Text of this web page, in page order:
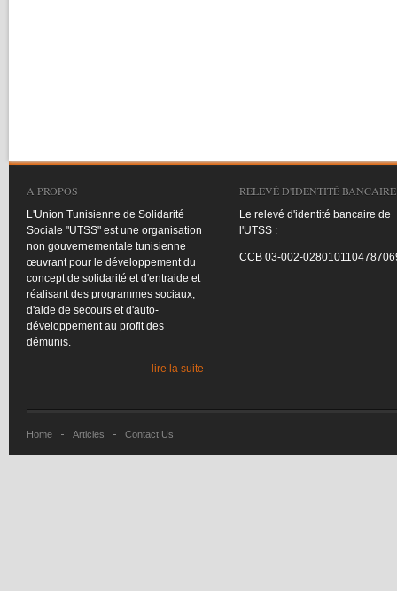
A PROPOS
L'Union Tunisienne de Solidarité
Sociale "UTSS" est une organisation
non gouvernementale tunisienne
œuvrantpour le développementdu
concept de solidarité etd'entraide et
réalisantdes programmes sociaux,
d'aide de secours etd'auto-
développementau profit des
démunis.
lire la suite
RELEVÉ D'IDENTITÉ BANCAIRE
Le relevé d'identité bancaire de
l'UTSS :
CCB 03-002-
Home Articles Contact Us